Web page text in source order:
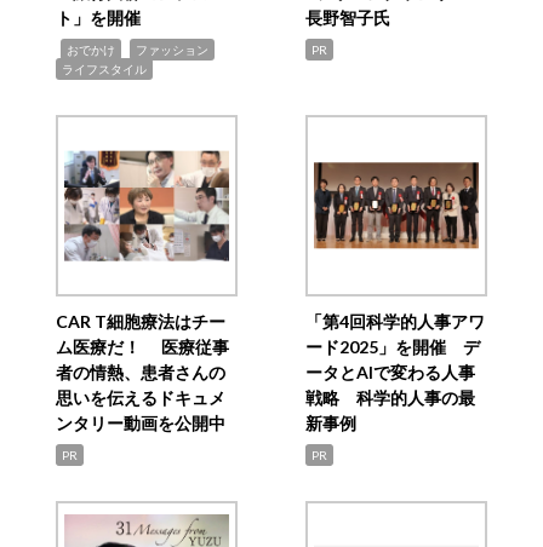
ト」を開催
おでかけ ファッション
ライフスタイル
長野智子氏
PR
CAR T細胞療法はチー
ム医療だ！ 医療従事
者の情熱、患者さんの
思いを伝えるドキュメ
ンタリー動画を公開中
PR
「第4回科学的人事アワ
ード2025」を開催 デ
ータとAIで変わる人事
戦略 科学的人事の最
新事例
PR